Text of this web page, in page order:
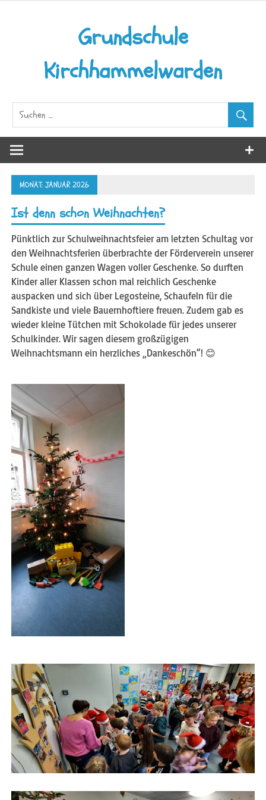
Grundschule
Kirchhammelwarden
MONAT:JANUAR 2026
Ist denn schon Weihnachten?
Pünktlich zur Schulweihnachtsfeier am letzten Schultag vor
den Weihnachtsferien überbrachte der Förderverein unserer
Schule einen ganzen Wagen voller Geschenke. So durften
Kinder aller Klassen schon mal reichlich Geschenke
auspacken und sich über Legosteine, Schaufeln für die
Sandkiste und viele Bauernhoftiere freuen. Zudem gab es
wieder kleine Tütchen mit Schokolade für jedes unserer
Schulkinder. Wir sagen diesem großzügigen
Weihnachtsmann ein herzliches „Dankeschön“! 😊